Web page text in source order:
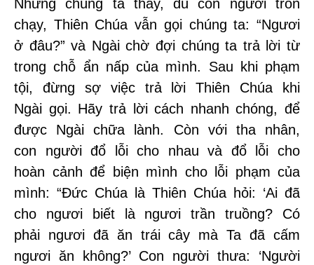
Nhưng chúng ta thấy, dù con người trốn
chạy, Thiên Chúa vẫn gọi chúng ta: “Ngươi
ở đâu?” và Ngài chờ đợi chúng ta trả lời từ
trong chỗ ẩn nấp của mình. Sau khi phạm
tội, đừng sợ việc trả lời Thiên Chúa khi
Ngài gọi. Hãy trả lời cách nhanh chóng, để
được Ngài chữa lành. Còn với tha nhân,
con người đổ lỗi cho nhau và đổ lỗi cho
hoàn cảnh để biện mình cho lỗi phạm của
mình: “Đức Chúa là Thiên Chúa hỏi: ‘Ai đã
cho ngươi biết là ngươi trần truồng? Có
phải ngươi đã ăn trái cây mà Ta đã cấm
ngươi ăn không?’ Con người thưa: ‘Người